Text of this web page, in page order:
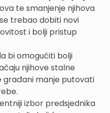
te smanjenje njihova
trebao dobiti novi
i bolji pristup
bi omogućiti bolji
njihove stalne
građani manje putovati
izbor predsjednika